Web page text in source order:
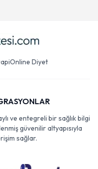
Online Diyet
ve entegreli bir sağlık bilgi
güvenilir altyapısıyla
sağlar.